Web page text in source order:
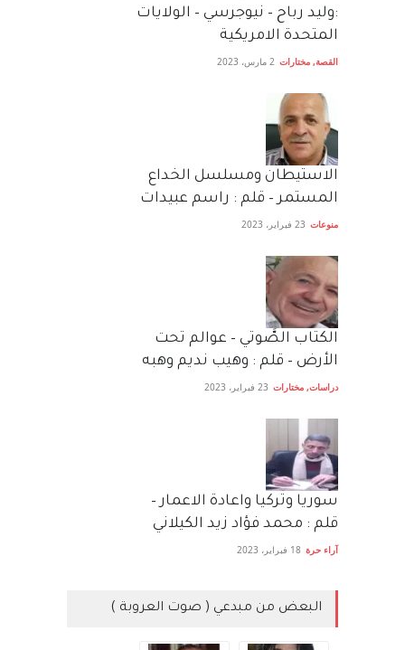
:وليد رباح – نيوجرسي – الولايات
المتحدة الامريكية
القصة, مختارات 2 مارس، 2023
الاستيطان ومسلسل الخداع
المستمر – قلم : راسم عبيدات
منوعات 23 فبراير، 2023
الكتاب الصَّوتي – عوالم تحت
الأرض – قلم : وهيب نديم وهبه
دراسات, مختارات 23 فبراير، 2023
سوريا وتركيا واعادة الاعمار –
قلم : محمد فؤاد زيد الكيلاني
آراء حرة 18 فبراير، 2023
البعض من مبدعي ( صوت العروبة )